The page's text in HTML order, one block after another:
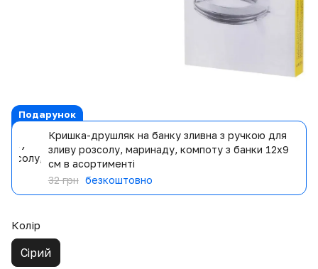
Подарунок
Кришка-друшляк на банку зливна з ручкою для
зливу розсолу, маринаду, компоту з банки 12х9
см в асортименті
32 грн безкоштовно
Колір
Сірий